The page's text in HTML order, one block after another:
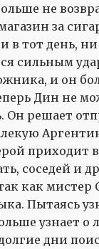
не
за
в тот день,
сильным
и он
Дин не
Он решает
приходит
соседей и
как мистер
Пытаясь
узнает о
дни